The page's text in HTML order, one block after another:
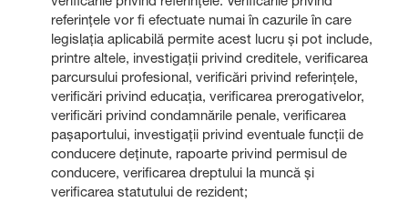
referințele vor fi efectuate numai în cazurile în care
legislația aplicabilă permite acest lucru și pot include,
printre altele, investigații privind creditele, verificarea
parcursului profesional, verificări privind referințele,
verificări privind educația, verificarea prerogativelor,
verificări privind condamnările penale, verificarea
pașaportului, investigații privind eventuale funcții de
conducere deținute, rapoarte privind permisul de
conducere, verificarea dreptului la muncă și
verificarea statutului de rezident;